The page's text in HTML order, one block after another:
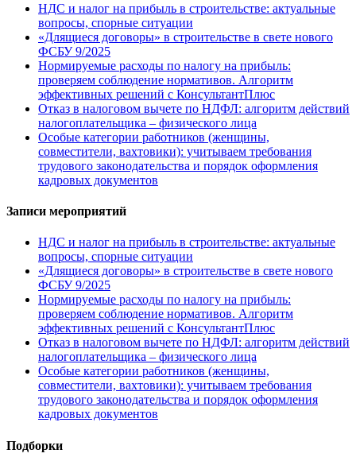
НДС и налог на прибыль в строительстве: актуальные
вопросы, спорные ситуации
«Длящиеся договоры» в строительстве в свете нового
ФСБУ 9/2025
Нормируемые расходы по налогу на прибыль:
проверяем соблюдение нормативов. Алгоритм
эффективных решений с КонсультантПлюс
Отказ в налоговом вычете по НДФЛ: алгоритм действий
налогоплательщика – физического лица
Особые категории работников (женщины,
совместители, вахтовики): учитываем требования
трудового законодательства и порядок оформления
кадровых документов
Записи мероприятий
НДС и налог на прибыль в строительстве: актуальные
вопросы, спорные ситуации
«Длящиеся договоры» в строительстве в свете нового
ФСБУ 9/2025
Нормируемые расходы по налогу на прибыль:
проверяем соблюдение нормативов. Алгоритм
эффективных решений с КонсультантПлюс
Отказ в налоговом вычете по НДФЛ: алгоритм действий
налогоплательщика – физического лица
Особые категории работников (женщины,
совместители, вахтовики): учитываем требования
трудового законодательства и порядок оформления
кадровых документов
Подборки